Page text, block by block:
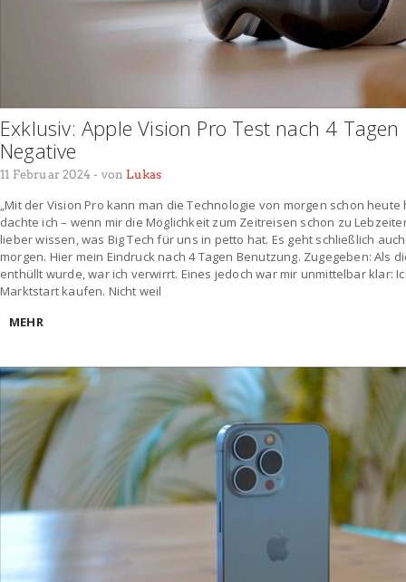
Exklusiv: Apple Vision Pro Test nach 4
Negative
11 Februar 2024- von Lukas
„Mit der Vision Pro kann man die Technologie von morgen schon heute
dachte ich – wenn mir die Möglichkeit zum Zeitreisen schon zu
lieber wissen, was Big Tech für uns in petto hat. Es geht schließlich
morgen. Hier mein Eindruck nach 4 Tagen Benutzung. Zugegeben: Als
enthüllt wurde, war ich verwirrt. Eines jedoch war mir unmittelbar klar:
Marktstart kaufen. Nicht weil
MEHR